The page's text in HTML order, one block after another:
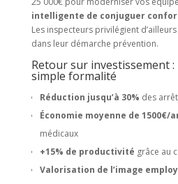
intelligente de conjuguer
Les inspecteurs privilégient
dans leur démarche prévention.
Retour sur investissement :
simple formalité
Réduction jusqu’à 30% des
Économie moyenne de 1500€/
médicaux
+15% de productivité grâce au
Valorisation de l’image